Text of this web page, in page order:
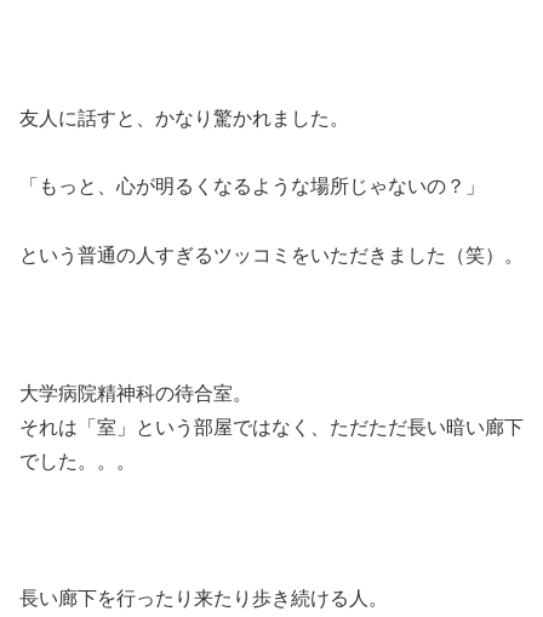
友人に話すと、かなり驚かれました。
「もっと、心が明るくなるような場所じゃないの？」
という普通の人すぎるツッコミをいただきました（笑）。
大学病院精神科の待合室。
それは「室」という部屋ではなく、ただただ長い暗い廊下
でした。。。
長い廊下を行ったり来たり歩き続ける人。